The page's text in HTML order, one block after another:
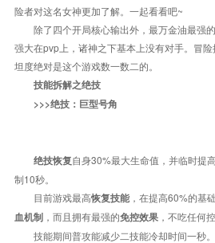
险者对这名女神更加了解。一起看看吧~
除了四个开局核心输出外，最万金油最强
强大在pvp上，诸神之下基本上没有对手。冒
坦度绝对是这个游戏数一数二的。
技能拆解之绝技
>>>绝技：巨型号角
绝技恢复自身30%最大生命值，并临时提
制10秒。
目前游戏最高恢复技能，在提高60%的基
血机制，而且拥有最强的免控效果，不吃任何控
技能期间普攻能减少二技能冷却时间一秒。